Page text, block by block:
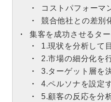
コストパフォーマ
競合他社との差別
集客を成功させるタ
1.現状を分析して
2.市場の細分化を
3.ターゲット層を
4.ペルソナを設定
5.顧客の反応を分